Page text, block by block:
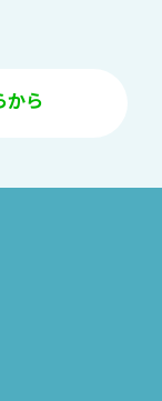
から